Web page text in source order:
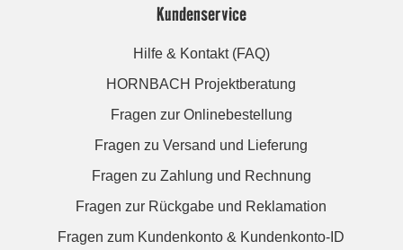
Kundenservice
Hilfe & Kontakt (FAQ)
HORNBACH Projektberatung
Fragen zur Onlinebestellung
Fragen zu Versand und Lieferung
Fragen zu Zahlung und Rechnung
Fragen zur Rückgabe und Reklamation
Fragen zum Kundenkonto & Kundenkonto-ID